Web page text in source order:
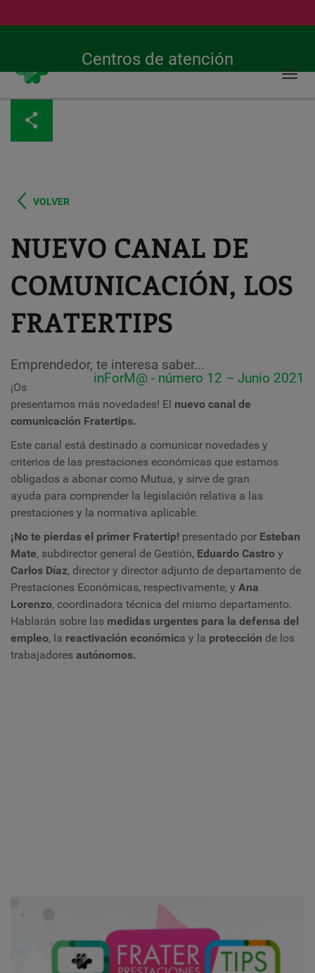
contenido
principal
Centros de atención
Buscar
VOLVER
NUEVO CANAL DE
COMUNICACIÓN, LOS
FRATERTIPS
Emprendedor, te interesa saber...
inForM@ - número 12 – Junio 2021
¡Os
presentamos más novedades! El nuevo canal de
comunicación Fratertips.
Este canal está destinado a comunicar novedades y
criterios de las prestaciones económicas que estamos
obligados a abonar como Mutua, y sirve de gran
ayuda para comprender la legislación relativa a las
prestaciones y la normativa aplicable.
¡No te pierdas el primer Fratertip! presentado por Esteban
Mate, subdirector general de Gestión, Eduardo Castro y
Carlos Díaz, director y director adjunto de departamento de
Prestaciones Económicas, respectivamente, y Ana
Lorenzo, coordinadora técnica del mismo departamento.
Hablarán sobre las medidas urgentes para la defensa del
empleo, la reactivación económica y la protección de los
trabajadores autónomos.